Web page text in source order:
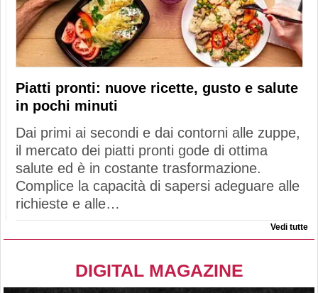
Piatti pronti: nuove ricette, gusto e salute
in pochi minuti
Dai primi ai secondi e dai contorni alle zuppe,
il mercato dei piatti pronti gode di ottima
salute ed è in costante trasformazione.
Complice la capacità di sapersi adeguare alle
richieste e alle…
Vedi tutte
DIGITAL MAGAZINE